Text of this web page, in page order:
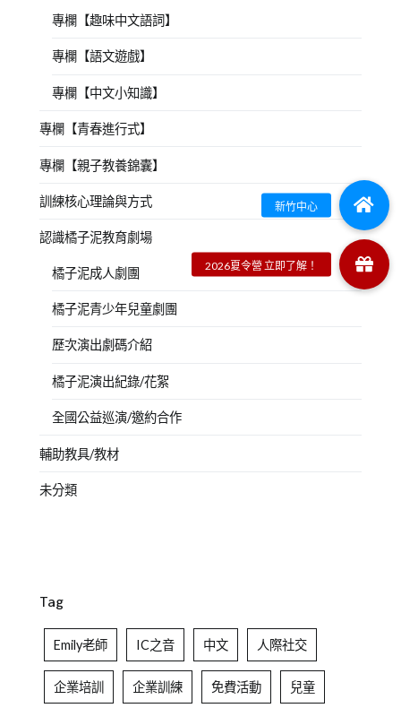
專欄【趣味中文語詞】
專欄【語文遊戲】
專欄【中文小知識】
專欄【青春進行式】
專欄【親子教養錦囊】
訓練核心理論與方式
認識橘子泥教育劇場
橘子泥成人劇團
橘子泥青少年兒童劇團
歷次演出劇碼介紹
橘子泥演出紀錄/花絮
全國公益巡演/邀約合作
輔助教具/教材
未分類
Tag
Emily老師 IC之音 中文 人際社交
企業培訓 企業訓練 免費活動 兒童